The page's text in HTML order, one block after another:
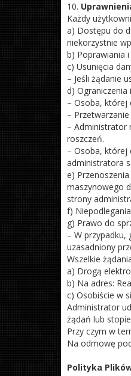
10.
Każdy
a) Dostępu do
niekorzystnie
b) Poprawiania
c) Usunięcia
– Jeśli żądanie
d) Ograniczenia
– Osoba, której
–
– Administrator
roszczeń.
– Osoba, której
administratora
e)
maszynowego
strony
f)
g) Prawo do
– W
uzasadniony
Wszelkie
a) Drogą
b) Na adres:
c) Osobiście w
Administrator
żądań lub
Przy czym w
Na odmowę
Polityka